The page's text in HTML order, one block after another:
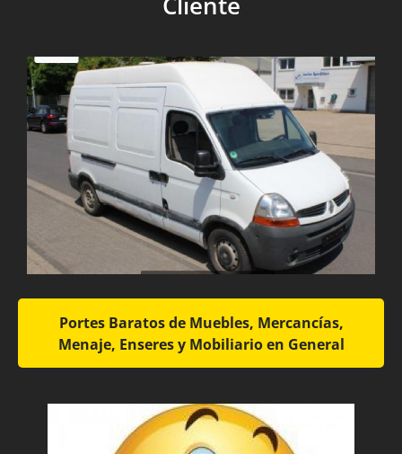
Portes Baratos de Muebles, Mercancías,
Menaje, Enseres y Mobiliario en General